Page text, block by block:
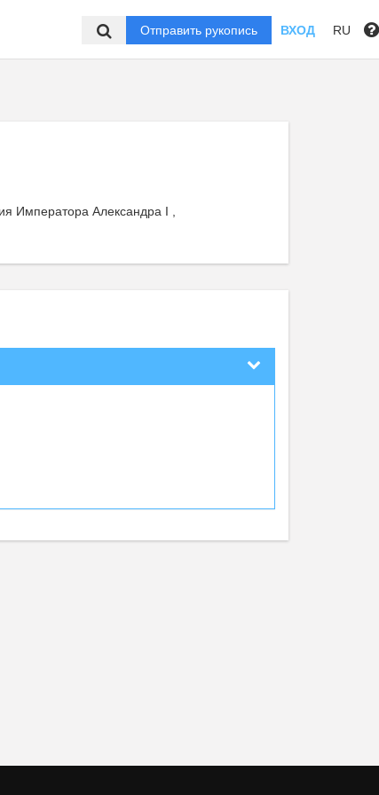
Отправить рукопись ВХОД RU
Императора Александра I ,